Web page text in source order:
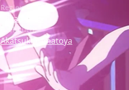
Regie:
Takao Kato
Drehbuch:
Akatsuki Yamatoya